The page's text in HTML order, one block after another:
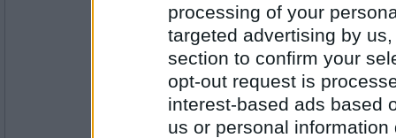
processing of your
targeted advertising by
section to confirm your
opt-out request is
interest-based ads based
us or personal
Antal inlägg:
Egentligen undrar jag varför inte min